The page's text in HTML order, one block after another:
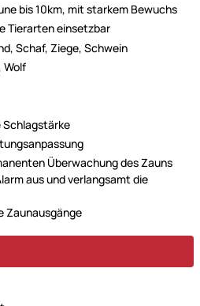
bis 10km, mit starkem Bewuchs
Tierarten einsetzbar
Schaf, Ziege, Schwein
Wolf
Überwachung des Zauns
aus und verlangsamt die
Zaunausgänge